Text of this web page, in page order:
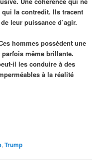
la contredit. Ils tracent
leur puissance d’agir.
hommes possèdent une
même brillante.
il les conduire à des
à la réalité
,Trump